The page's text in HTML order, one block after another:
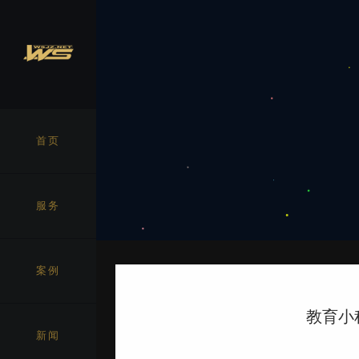
首页
HOME
服务
SERVICE
案例
CASE新闻
教育小